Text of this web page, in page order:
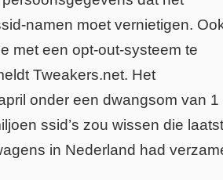
namen moet vernietigen.
met een opt-out-systeem te
Tweakers.net. Het
onder een dwangsom van
ssid’s zou wissen die
in Nederland had